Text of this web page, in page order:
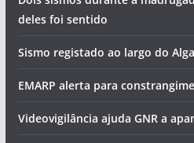
deles foi sentido
Sismo registado ao largo do
EMARP alerta para
Videovigilância ajuda GNR a